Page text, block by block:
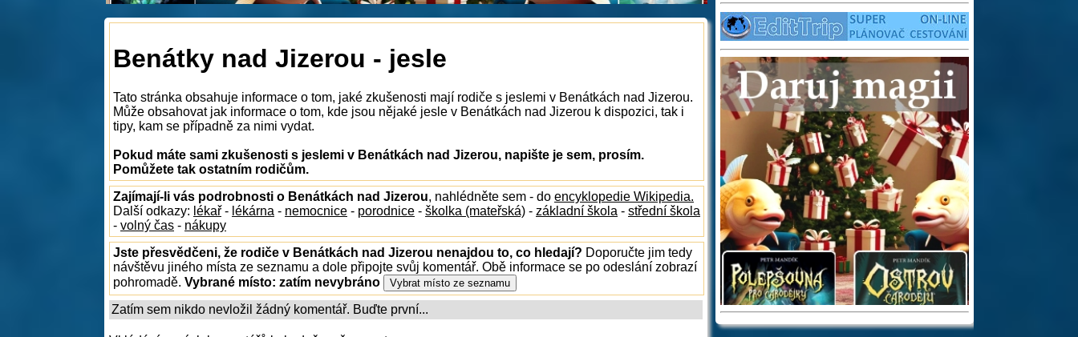
Benátky nad Jizerou - jesle
Tato stránka obsahuje informace o tom, jaké zkušenosti mají rodiče s jeslemi v Benátkách nad Jizerou.
Může obsahovat jak informace o tom, kde jsou nějaké jesle v Benátkách nad Jizerou k dispozici, tak i
tipy, kam se případně za nimi vydat.
Pokud máte sami zkušenosti s jeslemi v Benátkách nad Jizerou, napište je sem, prosím.
Pomůžete tak ostatním rodičům.
Zajímají-li vás podrobnosti o Benátkách nad Jizerou, nahlédněte sem - do encyklopedie Wikipedia.
Další odkazy: lékař - lékárna - nemocnice - porodnice - školka (mateřská) - základní škola - střední škola
- volný čas - nákupy
Jste přesvědčeni, že rodiče v Benátkách nad Jizerou nenajdou to, co hledají? Doporučte jim tedy
návštěvu jiného místa ze seznamu a dole připojte svůj komentář. Obě informace se po odeslání zobrazí
pohromadě. Vybrané místo: zatím nevybráno
Zatím sem nikdo nevložil žádný komentář. Buďte první...